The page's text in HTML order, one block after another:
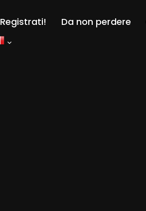
Registrati! Da non perdere